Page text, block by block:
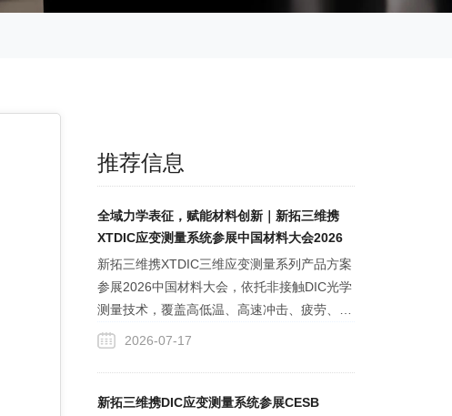
推荐信息
全域力学表征，赋能材料创新｜新拓三维携
XTDIC应变测量系统参展中国材料大会2026
新拓三维携XTDIC三维应变测量系列产品方案
参展2026中国材料大会，依托非接触DIC光学
测量技术，覆盖高低温、高速冲击、疲劳、裂
纹测试等全力学工况，解决传统应变测试数据
形变、裂纹追踪一体化表征工具，支撑新材料
本构研究与工程可靠性验证。
2026-07-17
新拓三维携DIC应变测量系统参展CESB